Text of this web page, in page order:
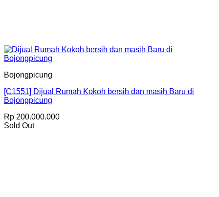
Bojongpicung
[C1551] Dijual Rumah Kokoh bersih dan masih Baru di
Bojongpicung
Rp 200.000.000
Sold Out